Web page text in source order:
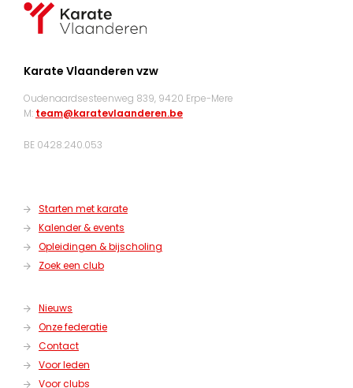
Karate Vlaanderen vzw
Oudenaardsesteenweg 839, 9420 Erpe-Mere
M: team@karatevlaanderen.be
BE 0428.240.053
Starten met karate
Kalender & events
Opleidingen & bijscholing
Zoek een club
Nieuws
Onze federatie
Contact
Voor leden
Voor clubs